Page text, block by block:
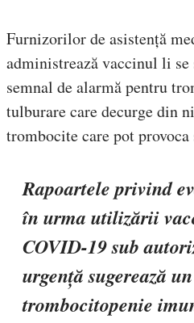
Furnizorilor de asistență
administrează vaccinul li se
semnal de alarmă pentru
tulburare care decurge din
trombocite care pot provoca
Rapoartele privind
în urma utilizării
COVID-19 sub
urgență sugerează
trombocitopenie